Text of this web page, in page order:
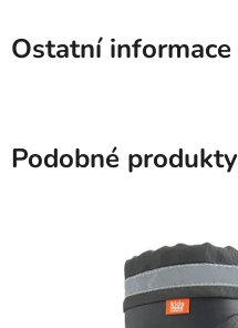
Ostatní informace
Podobné produkty